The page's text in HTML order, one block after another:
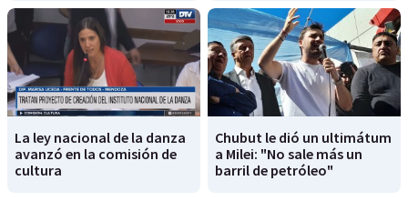
La ley nacional de la danza
avanzó en la comisión de
cultura
Chubut le dió un ultimátum
a Milei: "No sale más un
barril de petróleo"